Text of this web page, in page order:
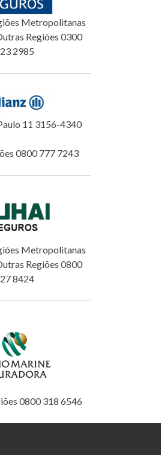
Metropolitanas
Regiões 0300
2985
11 3156-4340
0800 777 7243
Metropolitanas
Regiões 0800
8424
0800 318 6546